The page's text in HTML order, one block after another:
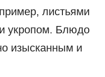
листьями
укропом. Блюдо
изысканным и